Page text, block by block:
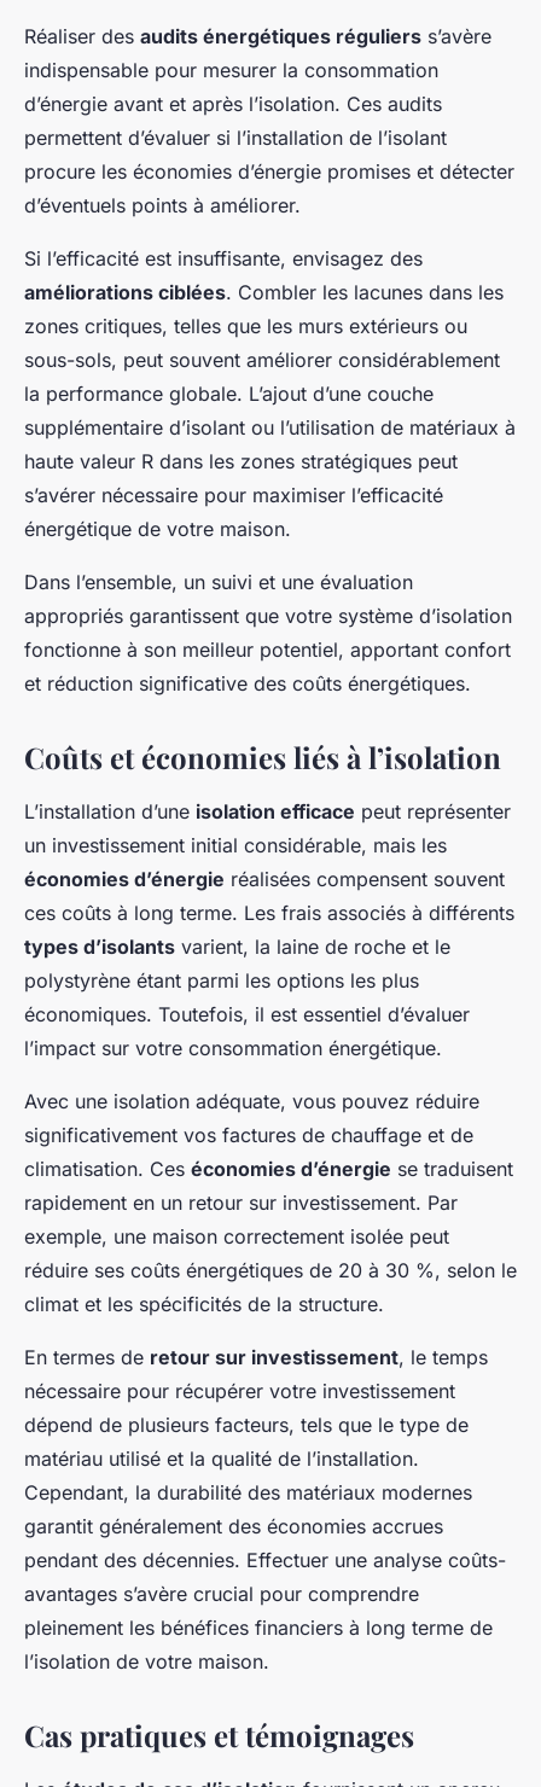
Réaliser des audits énergétiques réguliers s’avère
indispensable pour mesurer la consommation
d’énergie avant et après l’isolation. Ces audits
permettent d’évaluer si l’installation de l’isolant
procure les économies d’énergie promises et détecter
d’éventuels points à améliorer.
Si l’efficacité est insuffisante, envisagez des
améliorations ciblées. Combler les lacunes dans les
zones critiques, telles que les murs extérieurs ou
sous-sols, peut souvent améliorer considérablement
la performance globale. L’ajout d’une couche
supplémentaire d’isolant ou l’utilisation de matériaux à
haute valeur R dans les zones stratégiques peut
s’avérer nécessaire pour maximiser l’efficacité
énergétique de votre maison.
Dans l’ensemble, un suivi et une évaluation
appropriés garantissent que votre système d’isolation
fonctionne à son meilleur potentiel, apportant confort
et réduction significative des coûts énergétiques.
Coûts et économies liés à l’isolation
L’installation d’une isolation efficace peut représenter
un investissement initial considérable, mais les
économies d’énergie réalisées compensent souvent
ces coûts à long terme. Les frais associés à différents
types d’isolants varient, la laine de roche et le
polystyrène étant parmi les options les plus
économiques. Toutefois, il est essentiel d’évaluer
l’impact sur votre consommation énergétique.
Avec une isolation adéquate, vous pouvez réduire
significativement vos factures de chauffage et de
climatisation. Ces économies d’énergie se traduisent
rapidement en un retour sur investissement. Par
exemple, une maison correctement isolée peut
réduire ses coûts énergétiques de 20 à 30 %, selon le
climat et les spécificités de la structure.
En termes de retour sur investissement, le temps
nécessaire pour récupérer votre investissement
dépend de plusieurs facteurs, tels que le type de
matériau utilisé et la qualité de l’installation.
Cependant, la durabilité des matériaux modernes
garantit généralement des économies accrues
pendant des décennies. Effectuer une analyse coûts-
avantages s’avère crucial pour comprendre
pleinement les bénéfices financiers à long terme de
l’isolation de votre maison.
Cas pratiques et témoignages